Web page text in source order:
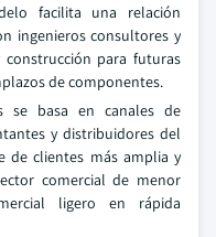
facilita una relación
ingenieros consultores y
para futuras
de componentes.
se basa en canales de
y distribuidores del
de clientes más amplia y
comercial de menor
ligero en rápida